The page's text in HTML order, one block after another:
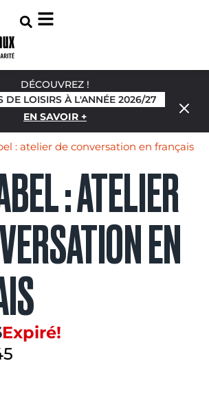
DÉCOUVREZ !
DE LOISIRS À L'ANNÉE 2026/27
EN SAVOIR +
: atelier de conversation en français
: ATELIER
EN
Expiré!